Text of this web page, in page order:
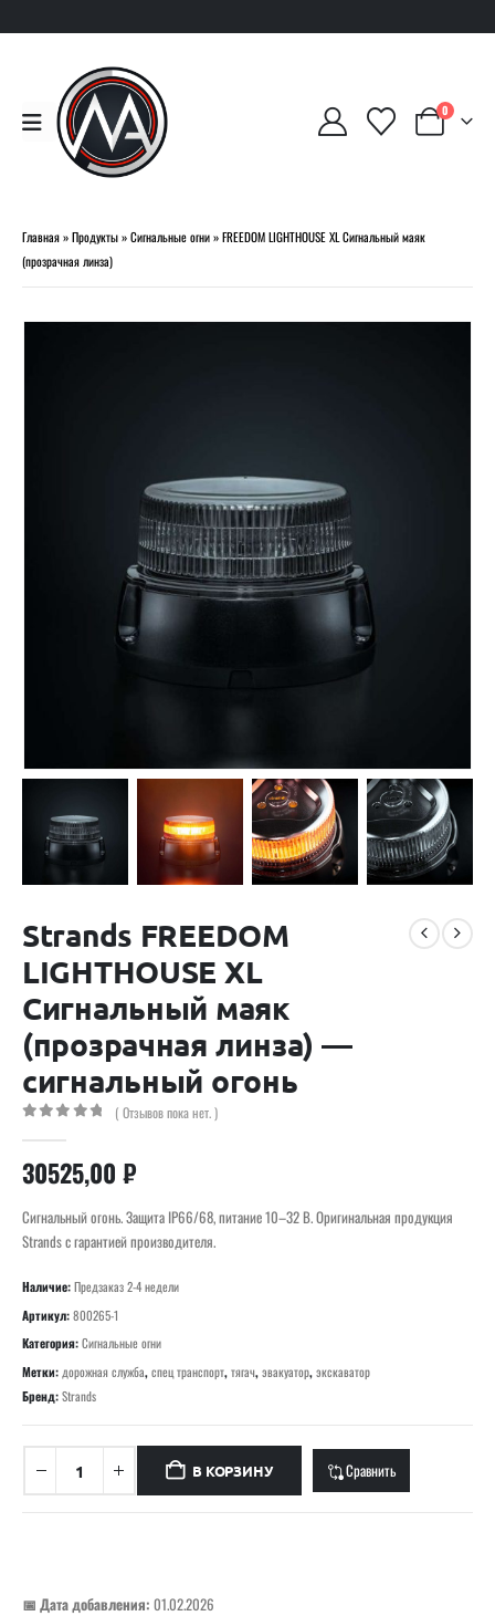
0
Главная»Продукты»Сигнальные огни»FREEDOM LIGHTHOUSE XL Сигнальный маяк
(прозрачная линза)
Strands FREEDOM
LIGHTHOUSE XL
Сигнальный маяк
(прозрачная линза) —
сигнальный огонь
( Отзывов пока нет. )
30525,00 ₽
Сигнальный огонь. Защита IP66/68, питание 10–32 В. Оригинальная продукция
Strands с гарантией производителя.
Наличие:Предзаказ 2-4 недели
Артикул:800265-1
Категория:Сигнальные огни
Метки: дорожная служба,спец транспорт,тягач,эвакуатор,экскаватор
Бренд:Strands
В КОРЗИНУ Сравнить
📅 Дата добавления: 01.02.2026